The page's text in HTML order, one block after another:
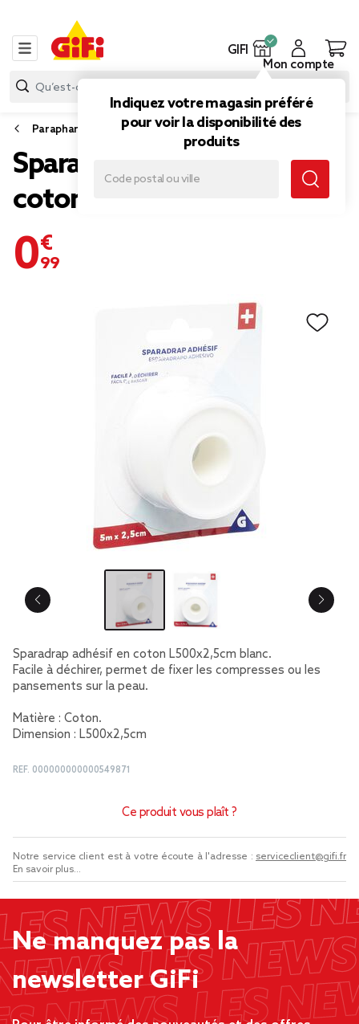
GIFI
Indiquez votre magasin préféré
pour voir la disponibilité des
produits
Mon compte
Parapharmacie
Sparadrap adhésif en
coton L500x2,5cm blanc
0,99 €
Sparadrap adhésif en coton L500x2,5cm blanc.
Facile à déchirer, permet de fixer les compresses ou les
pansements sur la peau.
Matière : Coton.
Dimension : L500x2,5cm
REF. 000000000000549871
Ce produit vous plaît ?
Notre service client est à votre écoute à l'adresse : serviceclient@gifi.fr
En savoir plus...
Ne manquez pas la
newsletter GiFi